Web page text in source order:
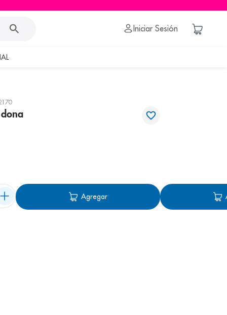
Iniciar Sesión
Agregar